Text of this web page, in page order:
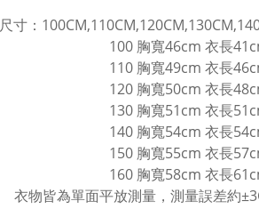
尺寸：
100 胸寬46cm 衣長
110 胸寬49cm 衣長
120 胸寬50cm 衣長
130 胸寬51cm 衣長
140 胸寬54cm 衣長
150 胸寬55cm 衣長
160 胸寬58cm 衣長
衣物皆為單面平放測量，測量誤差約